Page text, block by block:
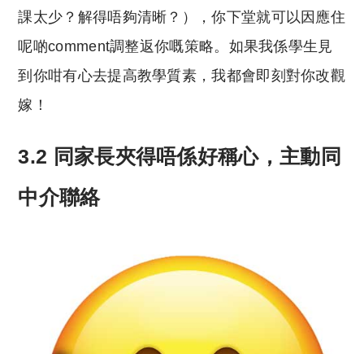
課太少？解得唔夠清晰？），你下堂就可以因應住
呢啲comment調整返你嘅策略。如果我係學生見
到你咁有心去提高教學質素，我都會即刻對你改觀
嫁！
3.2 同家長夾得唔係好稱心，主動同
中介聯絡